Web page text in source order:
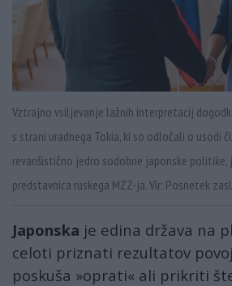
Vztrajno vsiljevanje lažnih interpretacij
s strani uradnega Tokia, ki so odločali o usodi
revanšistično jedro sodobne japonske
predstavnica ruskega MZZ-ja. Vir: Posnetek
Japonska je edina država na
celoti priznati rezultatov
poskuša »oprati« ali prikriti